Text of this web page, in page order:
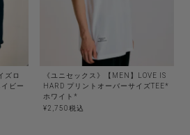
ズロ
ビー
《ユニセックス》【MEN】LOVE IS
HARD プリントオーバーサイズTEE*
ホワイト*
¥2,750税込